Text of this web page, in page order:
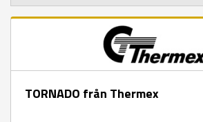
TORNADO från Thermex